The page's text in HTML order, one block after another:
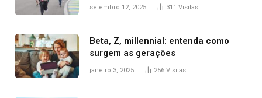
setembro 12, 2025 311 Visitas
Beta, Z, millennial: entenda como
surgem as gerações
janeiro 3, 2025 256 Visitas